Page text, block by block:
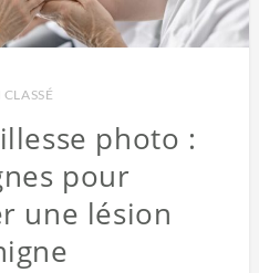
photo :
pour
une lésion